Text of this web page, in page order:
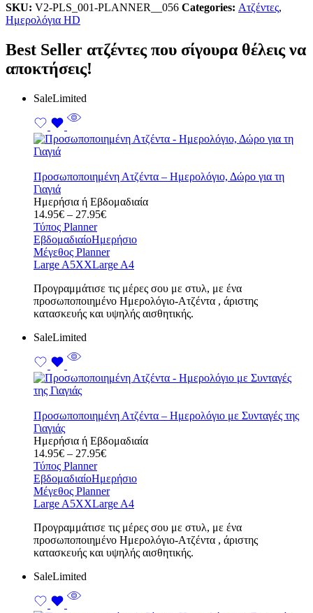
SKU: V2-PLS_001-PLANNER__056 Categories: Ατζέντες,
Ημερολόγια HD
Best Seller ατζέντες που σίγουρα θέλεις να
αποκτήσεις!
SaleLimited
Προσωποποιημένη Ατζέντα – Ημερολόγιο, Δώρο για τη
Γιαγιά
Ημερήσια ή Εβδομαδιαία
14.95€ – 27.95€Price
14.95€
through
27.95€
Τύπος Planner
ΕβδομαδιαίοΗμερήσιο
Μέγεθος Planner
Large A5XXLarge A4
Προγραμμάτισε τις μέρες σου με στυλ, με ένα
προσωποποιημένο Ημερολόγιο-Ατζέντα , άριστης
κατασκευής και υψηλής αισθητικής.
SaleLimited
Προσωποποιημένη Ατζέντα – Ημερολόγιο με Συνταγές της
Γιαγιάς
Ημερήσια ή Εβδομαδιαία
14.95€ – 27.95€Price
14.95€
through
27.95€
Τύπος Planner
ΕβδομαδιαίοΗμερήσιο
Μέγεθος Planner
Large A5XXLarge A4
Προγραμμάτισε τις μέρες σου με στυλ, με ένα
προσωποποιημένο Ημερολόγιο-Ατζέντα , άριστης
κατασκευής και υψηλής αισθητικής.
SaleLimited